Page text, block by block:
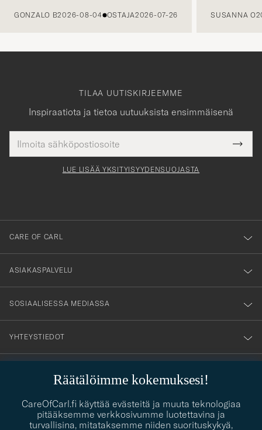
GONZALO B2026-08-04 OSTAJA2026-07-26 SUSANNA O
Räätälöimme kokemuksesi!
CareOfCarl.fi käyttää evästeitä ja muuta teknologiaa
pitääksemme verkkosivumme luotettavina ja
turvallisina, mitataksemme niiden suorituskykyä,
TILAA UUTISKIRJEEMME
Inspiraatiota ja tietoa uutuuksista ensimmäisenä
tieto
Tack
för
dig
till
vårt
nyhetsbrev!
LUE LISÄÄ YKSITYISYYDENSUOJASTA
CARE OF CARL
ASIAKASPALVELU
SOSIAALISESSA MEDIASSA
YHTEYSTIEDOT
contact@careofcarl.com
PUKEUTUMISNEUVONTA
Kaipaatko apua oman tyylisi löytämiseen? Me autamme sinua
mielellämme!